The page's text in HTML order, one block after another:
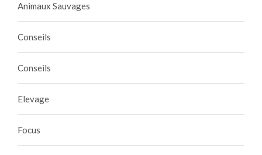
Animaux Sauvages
Conseils
Conseils
Elevage
Focus